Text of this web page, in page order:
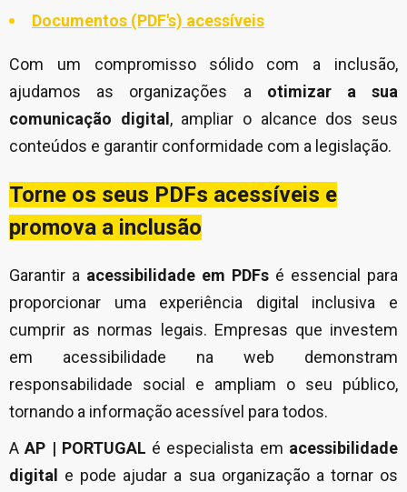
Documentos (PDF's) acessíveis
Com um compromisso sólido com a inclusão,
ajudamos as organizações a otimizar a sua
comunicação digital , ampliar o alcance dos seus
conteúdos e garantir conformidade com a legislação.
Torne os seus PDFs acessíveis e
promova a inclusão
Garantir a acessibilidade em PDFs é essencial para
proporcionar uma experiência digital inclusiva e
cumprir as normas legais. Empresas que investem
em acessibilidade na web demonstram
responsabilidade social e ampliam o seu público,
tornando a informação acessível para todos.
AAP | PORTUGAL é especialista em acessibilidade
digital
e pode ajudar a sua organização a tornar os